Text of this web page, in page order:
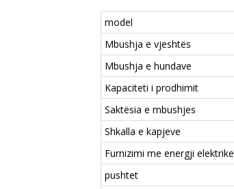
model
Mbushja e vjeshtës
Mbushja e hundave
Kapaciteti i prodhimit
Saktësia e mbushjes
Shkalla e kapjeve
Furnizimi me energji elektrike
pushtet